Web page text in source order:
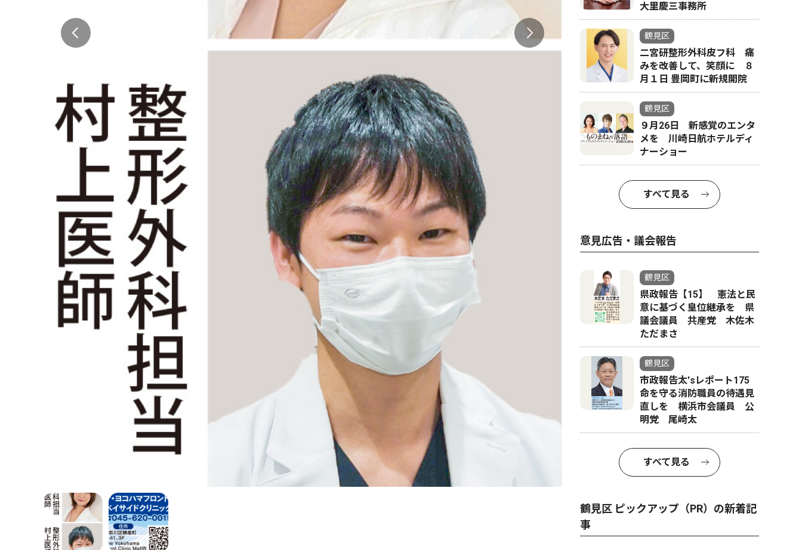
大里慶三事務所
鶴見区
二宮研整形外科皮フ科 痛
みを改善して、笑顔に ８
月１日 豊岡町に新規開院
鶴見区
９月26日 新感覚のエンタ
メを 川崎日航ホテルディ
ナーショー
すべて見る
意見広告・議会報告
鶴見区
県政報告【15】 憲法と民
意に基づく皇位継承を 県
議会議員 共産党 木佐木
ただまさ
鶴見区
市政報告太'sレポート175
命を守る消防職員の待遇見
直しを 横浜市会議員 公
明党 尾崎太
すべて見る
鶴見区 ピックアップ（PR）の新着記
事